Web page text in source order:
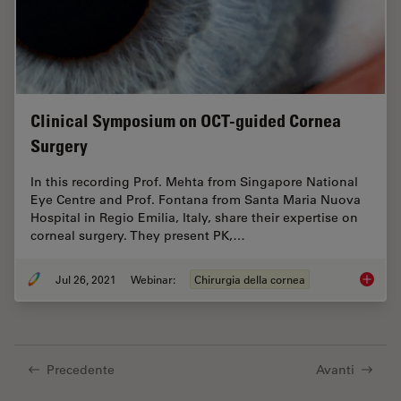
Clinical Symposium on OCT-guided Cornea
Surgery
In this recording Prof. Mehta from Singapore National
Eye Centre and Prof. Fontana from Santa Maria Nuova
Hospital in Regio Emilia, Italy, share their expertise on
corneal surgery. They present PK,…
Jul 26, 2021 Webinar: Chirurgia della cornea Clinical
Precedente Avanti